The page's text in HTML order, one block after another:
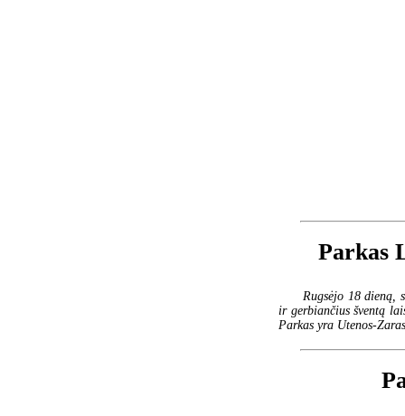
Parkas
Rugsėjo 18 dieną,
ir gerbiančius šventą
Parkas yra Utenos-